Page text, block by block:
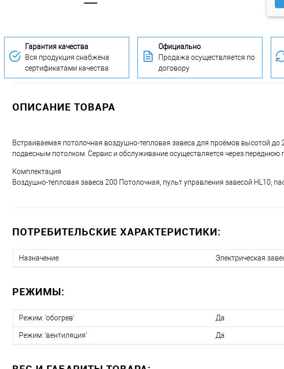
Гарантия качества
Вся продукция снабжена
сертификатами качества
Официально
Продажа осуществляется по
договору
ОПИСАНИЕ ТОВАРА
Встраиваемая потолочная воздушно-тепловая завеса для проёмов высотой до
подвесным потолком. Сервис и обслуживание осуществляется через переднюю
Комплектация
Воздушно-тепловая завеса 200 Потолочная, пульт управления завесой HL10,
ПОТРЕБИТЕЛЬСКИЕ ХАРАКТЕРИСТИКИ:
Назначение Электрическая
РЕЖИМЫ:
Режим: 'обогрев' Да
Режим: 'вентиляция' Да